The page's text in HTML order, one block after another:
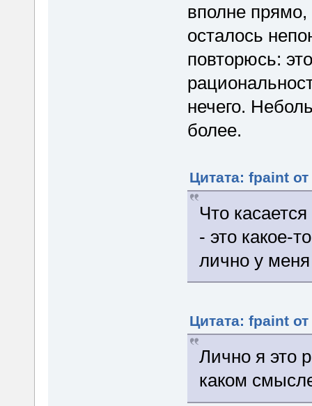
вполне прямо,
осталось
повторюсь:
нечего.
более.
Цитата: fpaint
Что
- это какое-
лично у
Цитата: fpaint
Лично я это
каком